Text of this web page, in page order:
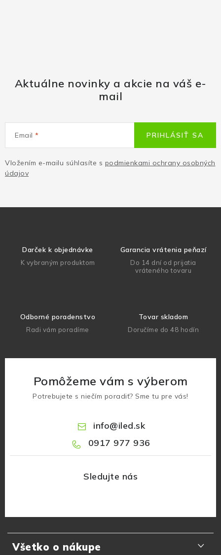
Aktuálne novinky a akcie na váš e-
mail
Email
Vložením e-mailu súhlasíte s podmienkami ochrany osobných
údajov
PRIHLÁSIŤ SA
Darček k objednávke
K vybraným produktom
Garancia vrátenia peňazí
Do 14 dní od prijatia
vráteného tovaru
Odborné poradenstvo
Radi vám poradíme
Tovar skladom
Doručíme do 48 hodín
Pomôžeme vám s výberom
Potrebujete s niečím poradiť? Sme tu pre vás!
info@iled.sk
0917 977 936
Všetko o nákupe